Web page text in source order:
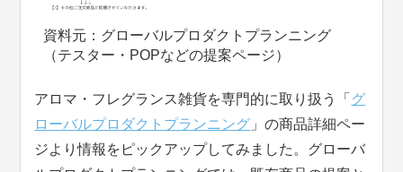
資料元：グローバルプロダクトプランニング
（テスター・POPなどの提案ページ）
アロマ・フレグランス雑貨を専門的に取り扱う「 グ
ローバルプロダクトプランニング 」の商品詳細ペー
ジより情報をピックアップしてみました。グローバ